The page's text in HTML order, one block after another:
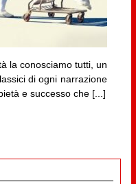
la conosciamo tutti, un
di ogni narrazione
e successo che [...]